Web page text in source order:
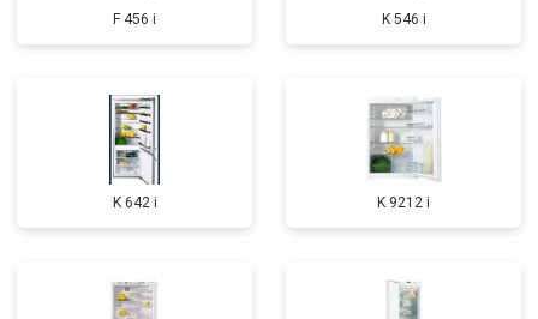
F 456 i K 546 i
K 642 i K 9212 i